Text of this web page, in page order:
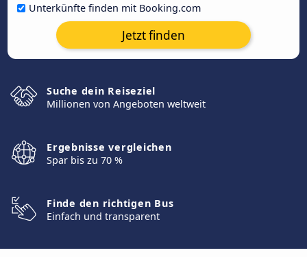
Unterkünfte finden mit Booking.com
Jetzt finden
Suche dein Reiseziel
Millionen von Angeboten weltweit
Ergebnisse vergleichen
Spar bis zu 70 %
Finde den richtigen Bus
Einfach und transparent